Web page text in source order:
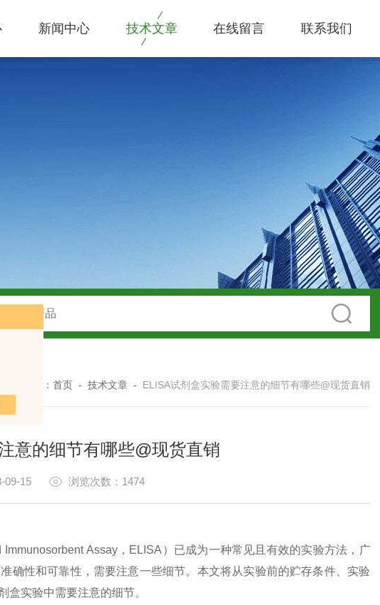
新闻中心 技术文章 在线留言 联系我们
您的位置： 首页 - 技术文章 - ELISA试剂盒实验需要注意的细节有哪些@现货直销
意的细节有哪些@现货直销
09-15 浏览次数：1474
ImmunosorbentAssay， EL ISA ） 已成为一种常 见 且 有效的实验方法 ， 广
准确性和可靠性 ， 需要注意一些细节。 本文将从实验前的贮存条件、 实验
盒实验中需要注意的细节。